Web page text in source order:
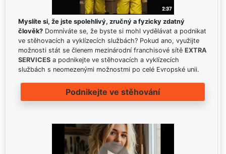
Myslíte si, že jste spolehlivý, zručný a fyzicky zdatný
člověk? Domníváte se, že byste si mohl vydělávat a podnikat
ve stěhovacích a vyklízecích službách? Pokud ano, využijte
možnosti stát se členem mezinárodní franchisové sítě EXTRA
SERVICES a podnikejte ve stěhovacích a vyklízecích
službách s neomezenými možnostmi po celé Evropské unii.
Podnikejte ve stěhování